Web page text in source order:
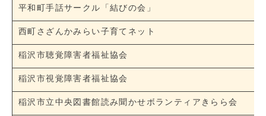
平和町手話サークル「結びの会」
西町さざんかみらい子育てネット
稲沢市聴覚障害者福祉協会
稲沢市視覚障害者福祉協会
稲沢市立中央図書館読み聞かせボランティアきらら会